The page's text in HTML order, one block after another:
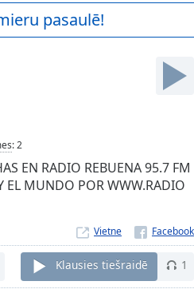
pasaulē!
:2
EN RADIO REBUENA 95.7 FM
EL MUNDO POR WWW.RADIO
Vietne
Klausies tiešraidē 1